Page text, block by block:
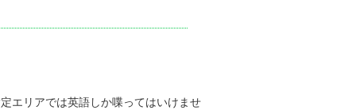
エリアでは英語しか喋ってはいけませ